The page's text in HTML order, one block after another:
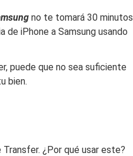
no te tomará 30 minutos
de iPhone a Samsung usando
puede que no sea suficiente
bien.
Transfer. ¿Por qué usar este?